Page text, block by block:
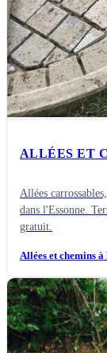
ALLÉES ET
Allées
dans l'Essonne.
gratuit.
Allées et chemins